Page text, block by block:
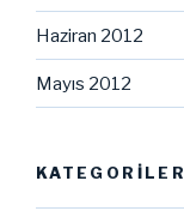
Haziran 2012
Mayıs 2012
KATEGORILER